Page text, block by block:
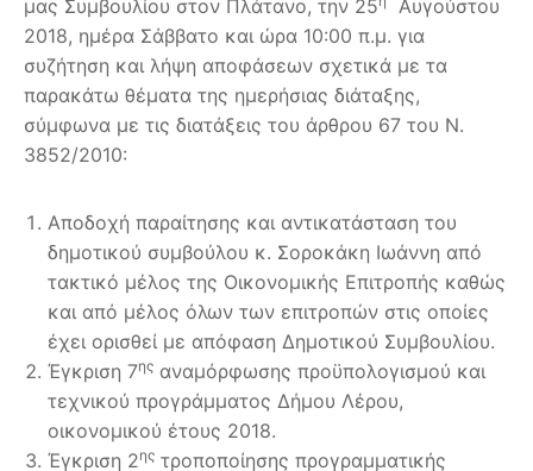
μας Συμβουλίου στον Πλάτανο, την 25
Αυγούστου
2018, ημέρα Σάββατο και ώρα 10:00 π.μ. για
συζήτηση και λήψη αποφάσεων σχετικά με τα
παρακάτω θέματα της ημερήσιας διάταξης,
σύμφωνα με τις διατάξεις του άρθρου 67 του Ν.
3852/2010:
Αποδοχή παραίτησης και αντικατάσταση του
δημοτικού συμβούλου κ. Σοροκάκη Ιωάννη από
τακτικό μέλος της Οικονομικής Επιτροπής καθώς
και από μέλος όλων των επιτροπών στις οποίες
έχει ορισθεί με απόφαση Δημοτικού Συμβουλίου.
Έγκριση 7ης αναμόρφωσης προϋπολογισμού και
τεχνικού προγράμματος Δήμου Λέρου,
οικονομικού έτους 2018.
Έγκριση 2ης τροποποίησης προγραμματικής